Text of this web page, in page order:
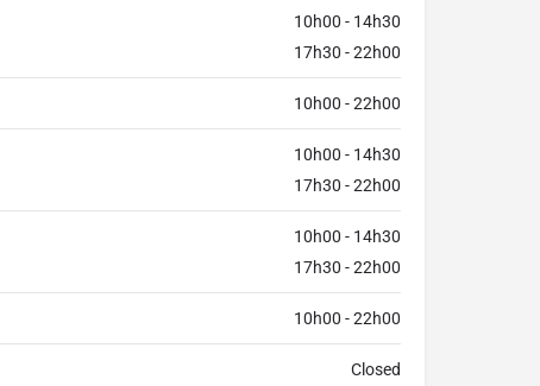
10h00 - 14h30
17h30 - 22h00
10h00 - 22h00
10h00 - 14h30
17h30 - 22h00
10h00 - 14h30
17h30 - 22h00
10h00 - 22h00
Closed